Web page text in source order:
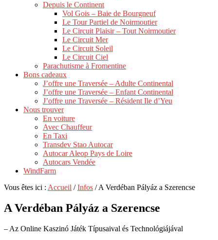
Depuis le Continent
Vol Gois – Baie de Bourgneuf
Le Tour Partiel de Noirmoutier
Le Circuit Plaisir – Tout Noirmoutier
Le Circuit Mer
Le Circuit Soleil
Le Circuit Ciel
Parachutisme à Fromentine
Bons cadeaux
J’offre une Traversée – Adulte Continental
J’offre une Traversée – Enfant Continental
J’offre une Traversée – Résident Ile d’Yeu
Nous trouver
En voiture
Avec Chauffeur
En Taxi
Transdev Stao Autocar
Autocar Aleop Pays de Loire
Autocars Vendée
WindFarm
Vous êtes ici : Accueil / Infos /A Verdéban Pályáz a Szerencse
A Verdéban Pályáz a Szerencse
– Az Online Kaszinó Játék Típusaival és Technológiájával